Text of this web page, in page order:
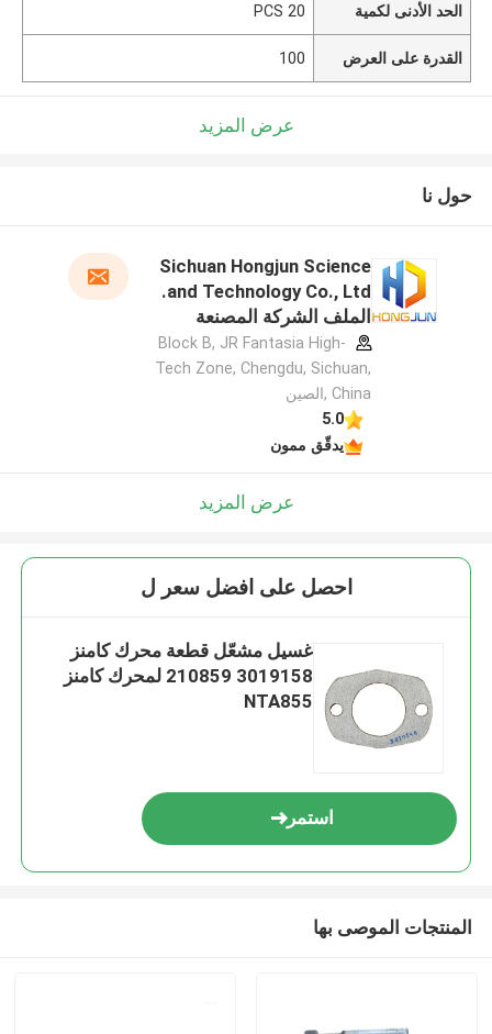
الحد الأدنى لكمية 20 PCS
القدرة على العرض 100
عرض المزيد
حول نا
Sichuan Hongjun Science
and Technology Co., Ltd.
الملف الشركة المصنعة
Block B, JR Fantasia High-
Tech Zone, Chengdu, Sichuan,
China ,الصين
5.0
يدقّق ممون
عرض المزيد
احصل على افضل سعر ل
غسيل مشعّل قطعة محرك كامنز
3019158 210859 لمحرك كامنز
NTA855
استمر
المنتجات الموصى بها